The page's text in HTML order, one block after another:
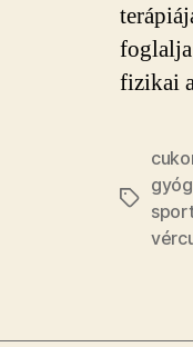
foglalja
fizikai
Címkék